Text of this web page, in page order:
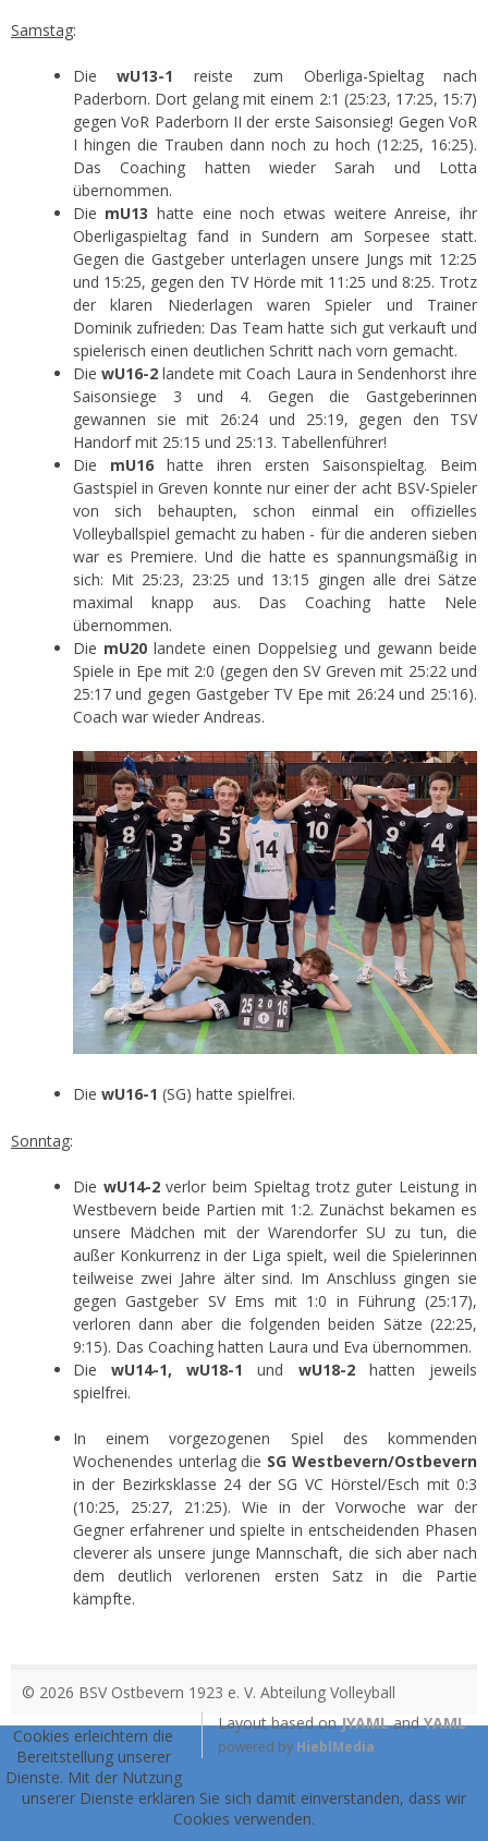
Samstag:
DiewU13-1 reiste zum Oberliga-Spieltag nach
Paderborn. Dort gelang mit einem 2:1 (25:23, 17:25, 15:7)
gegen VoR Paderborn II der erste Saisonsieg! Gegen VoR
I hingen die Trauben dann noch zu hoch (12:25, 16:25).
Das Coaching hatten wieder Sarah und Lotta
übernommen.
Die mU13 hatte eine noch etwas weitere Anreise, ihr
Oberligaspieltag fand in Sundern am Sorpesee statt.
Gegen die Gastgeber unterlagen unsere Jungs mit 12:25
und 15:25, gegen den TV Hörde mit 11:25 und 8:25. Trotz
der klaren Niederlagen waren Spieler und Trainer
Dominik zufrieden: Das Team hatte sich gut verkauft und
spielerisch einen deutlichen Schritt nach vorn gemacht.
Die wU16-2landete mit Coach Laura in Sendenhorst ihre
Saisonsiege 3 und 4. Gegen die Gastgeberinnen
gewannen sie mit 26:24 und 25:19, gegen den TSV
Handorf mit 25:15 und 25:13. Tabellenführer!
Die mU16hatte ihren ersten Saisonspieltag. Beim
Gastspiel in Greven konnte nur einer der acht BSV-Spieler
von sich behaupten, schon einmal ein offizielles
Volleyballspiel gemacht zu haben - für die anderen sieben
war es Premiere. Und die hatte es spannungsmäßig in
sich: Mit 25:23, 23:25 und 13:15 gingen alle drei Sätze
maximal knapp aus. Das Coaching hatte Nele
übernommen.
Die mU20landete einen Doppelsieg und gewann beide
Spiele in Epe mit 2:0 (gegen den SV Greven mit 25:22 und
25:17 und gegen Gastgeber TV Epe mit 26:24 und 25:16).
Coach war wieder Andreas.
Die wU16-1 (SG) hatte spielfrei.
Sonntag:
Die wU14-2verlor beim Spieltag trotz guter Leistung in
Westbevern beide Partien mit 1:2. Zunächst bekamen es
unsere Mädchen mit der Warendorfer SU zu tun, die
außer Konkurrenz in der Liga spielt, weil die Spielerinnen
teilweise zwei Jahre älter sind. Im Anschluss gingen sie
gegen Gastgeber SV Ems mit 1:0 in Führung (25:17),
verloren dann aber die folgenden beiden Sätze (22:25,
9:15). Das Coaching hatten Laura und Eva übernommen.
DiewU14-1, wU18-1 und wU18-2hatten jeweils
spielfrei.
In einem vorgezogenen Spiel des kommenden
Wochenendes unterlag die SG Westbevern/Ostbevern
in der Bezirksklasse 24 der SG VC Hörstel/Esch mit 0:3
(10:25, 25:27, 21:25). Wie in der Vorwoche war der
Gegner erfahrener und spielte in entscheidenden Phasen
cleverer als unsere junge Mannschaft, die sich aber nach
dem deutlich verlorenen ersten Satz in die Partie
kämpfte.
© 2026 BSV Ostbevern 1923 e. V. Abteilung Volleyball
Layout based onJYAMLandYAML
powered by HieblMedia
Cookies erleichtern die
Bereitstellung unserer
Dienste. Mit der Nutzung
unserer Dienste erklären Sie sich damit einverstanden, dass wir
Cookies verwenden.